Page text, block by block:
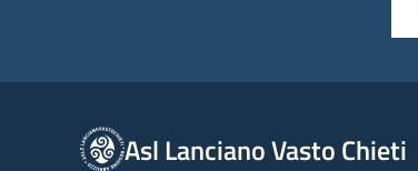
Asl Lanciano Vasto Chieti